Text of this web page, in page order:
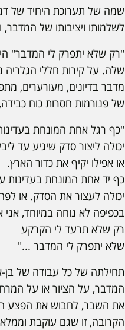
שמה של תערוכת היחיד של
לשלמותו ויציבותו של
"רק שלא יתפרק לי המדבר"
שלה. על קירות חללי הגלריה
מדבר בדיונים, מעורערים,
של פנורמות חסרות כוח
"כף רגל אחת המונחת
יכולה ליצור סדק שיגיע עד
או אפילו יקיף את כדור הארץ.
כף יד אחת המונחת בעדינות
יכולה לעצור את הסדק. או
בכפיפה לא נוחה במיוחד, אני
רק שלא תרעד לי הקרקע
שלא יתפרק לי המדבר ..."
תחילתה של כל עבודה של בן-
המדבר, על הציור או על
את השבר, לחבוש את הפצע
הקרובה, זו שגם עוקבת